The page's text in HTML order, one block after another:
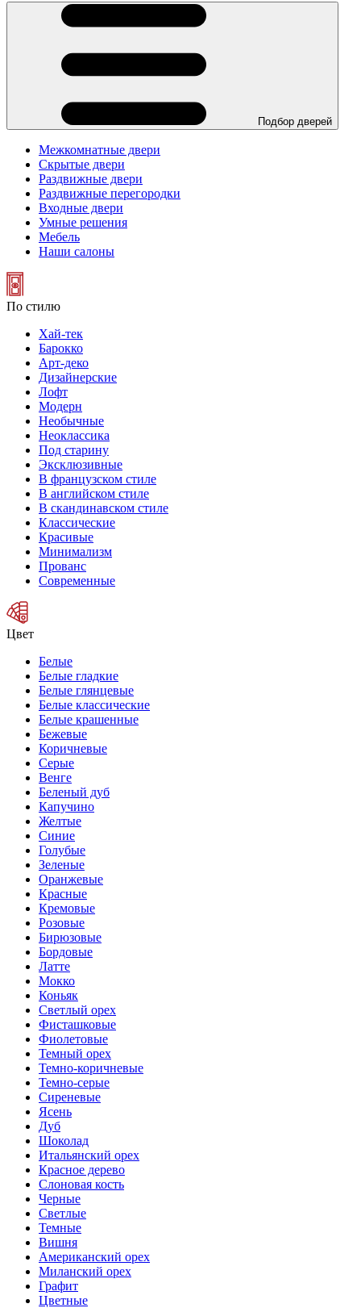
Подбор дверей
Межкомнатные двери
Скрытые двери
Раздвижные двери
Раздвижные перегородки
Входные двери
Умные решения
Мебель
Наши салоны
По стилю
Хай-тек
Барокко
Арт-деко
Дизайнерские
Лофт
Модерн
Необычные
Неоклассика
Под старину
Эксклюзивные
В французском стиле
В английском стиле
В скандинавском стиле
Классические
Красивые
Минимализм
Прованс
Современные
Цвет
Белые
Белые гладкие
Белые глянцевые
Белые классические
Белые крашенные
Бежевые
Коричневые
Серые
Венге
Беленый дуб
Капучино
Желтые
Синие
Голубые
Зеленые
Оранжевые
Красные
Кремовые
Розовые
Бирюзовые
Бордовые
Латте
Мокко
Коньяк
Светлый орех
Фисташковые
Фиолетовые
Темный орех
Темно-коричневые
Темно-серые
Сиреневые
Ясень
Дуб
Шоколад
Итальянский орех
Красное дерево
Слоновая кость
Черные
Светлые
Темные
Вишня
Американский орех
Миланский орех
Графит
Цветные